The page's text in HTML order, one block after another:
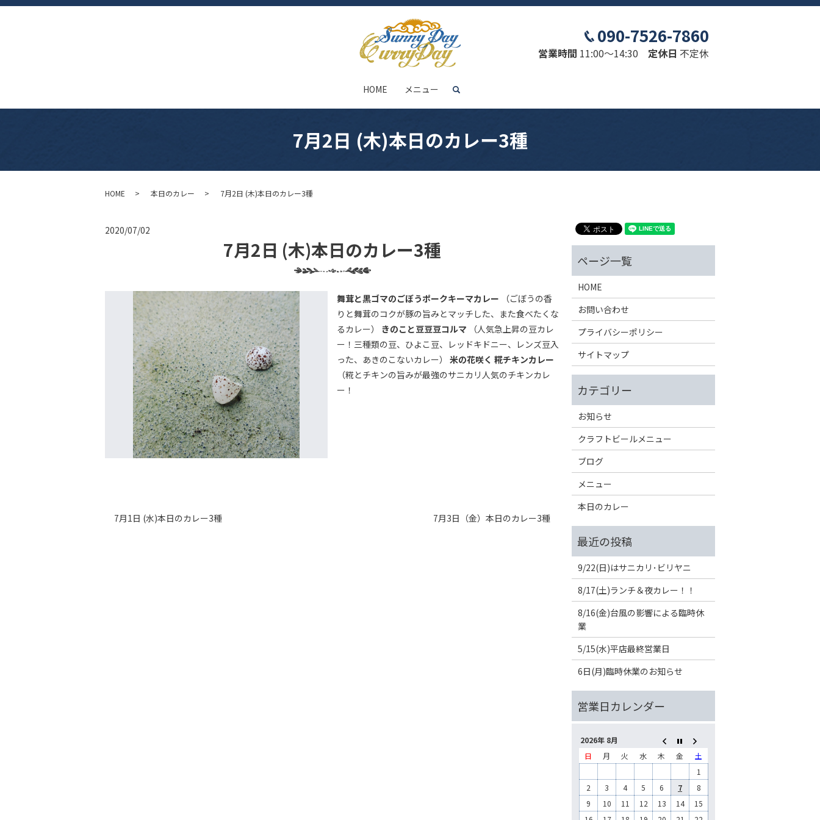
HOME メニュー search
090-7526-7860
営業時間 11:00～14:30 定休日 不定休
7月2日 (木)本日のカレー3種
HOME 本日のカレー 7月2日 (木)本日のカレー3種
2020/07/02
7月2日 (木)本日のカレー3種
舞茸と黒ゴマのごぼうポークキーマカレー （ごぼうの香
りと舞茸のコクが豚の旨みとマッチした、また食べたくな
るカレー） きのこと豆豆豆コルマ （人気急上昇の豆カレ
ー！三種類の豆、ひよこ豆、レッドキドニー、レンズ豆入
った、あきのこないカレー） 米の花咲く 糀チキンカレー
（糀とチキンの旨みが最強のサニカリ人気のチキンカレ
ー！
7月1日 (水)本日のカレー3種 7月3日（金）本日のカレー3種
HOME
お問い合わせ
プライバシーポリシー
サイトマップ
お知らせ
クラフトビールメニュー
ブログ
メニュー
本日のカレー
9/22(日)はサニカリ･ビリヤニ
8/17(土)ランチ＆夜カレー！！
8/16(金)台風の影響による臨時休
業
5/15(水)平店最終営業日
6日(月)臨時休業のお知らせ
2026年 8月
日
月 火 水 木 金
土
1
2
3 4 5 6 7
8
9
10 11 12 13 14
15